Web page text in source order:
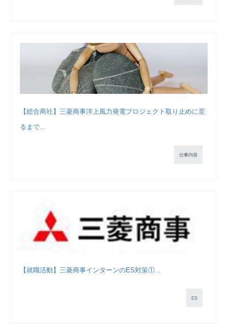
【総合商社】三菱商事洋上風力発電プロジェクト取り止めに至
るまで...
仕事内容
【就職活動】三菱商事インターンのES対策①...
ES